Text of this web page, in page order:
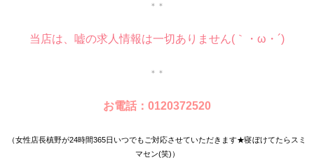
＊＊
当店は、嘘の求人情報は一切ありません(｀・ω・´)
＊＊
お電話：0120372520
（女性店長槙野が24時間365日いつでもご対応させていただきます★寝ぼけてたらスミ
マセン(笑)）